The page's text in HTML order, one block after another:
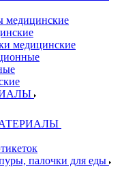
медицинские
палочки для еды